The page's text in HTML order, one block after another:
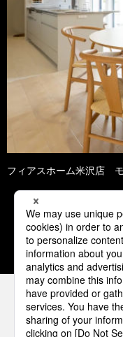
フィアスホーム米沢店
1
パナソニック